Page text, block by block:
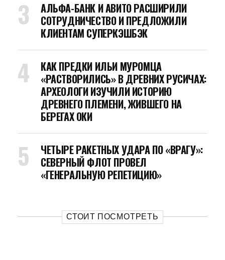
АЛЬФА-БАНК И АВИТО РАСШИРИЛИ
СОТРУДНИЧЕСТВО И ПРЕДЛОЖИЛИ
КЛИЕНТАМ СУПЕРКЭШБЭК
КАК ПРЕДКИ ИЛЬИ МУРОМЦА
«РАСТВОРИЛИСЬ» В ДРЕВНИХ РУСИЧАХ:
АРХЕОЛОГИ ИЗУЧИЛИ ИСТОРИЮ
ДРЕВНЕГО ПЛЕМЕНИ, ЖИВШЕГО НА
БЕРЕГАХ ОКИ
ЧЕТЫРЕ РАКЕТНЫХ УДАРА ПО «ВРАГУ»:
СЕВЕРНЫЙ ФЛОТ ПРОВЕЛ
«ГЕНЕРАЛЬНУЮ РЕПЕТИЦИЮ»
СТОИТ ПОСМОТРЕТЬ